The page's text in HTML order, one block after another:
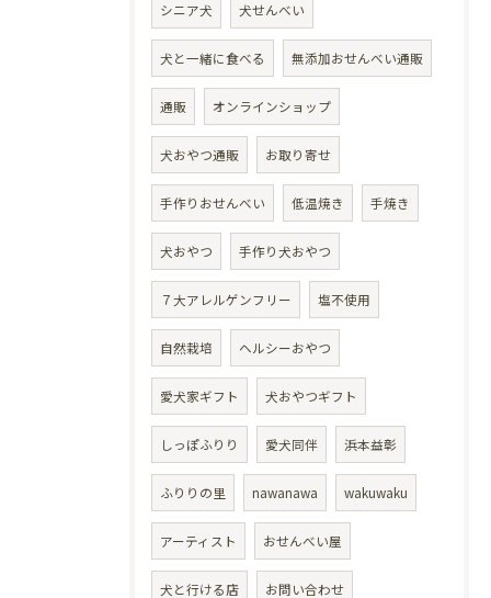
シニア犬 犬せんべい
犬と一緒に食べる 無添加おせんべい通販
通販 オンラインショップ
犬おやつ通販 お取り寄せ
手作りおせんべい 低温焼き 手焼き
犬おやつ 手作り犬おやつ
７大アレルゲンフリー 塩不使用
自然栽培 ヘルシーおやつ
愛犬家ギフト 犬おやつギフト
しっぽふりり 愛犬同伴 浜本益彰
ふりりの里 nawanawa wakuwaku
アーティスト おせんべい屋
犬と行ける店 お問い合わせ